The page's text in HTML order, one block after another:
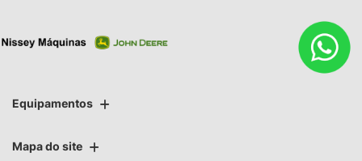
Equipamentos
Mapa do site